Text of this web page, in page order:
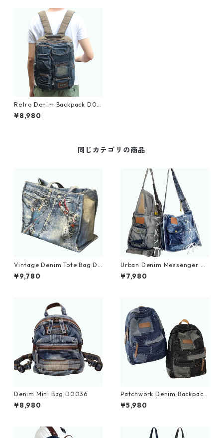
Retro Denim Backpack D00
24
¥8,980
同じカテゴリの商品
Vintage Denim Tote Bag D0
030
¥9,780
Urban Denim Messenger Ba
g D0029
¥7,980
Denim Mini Bag D0036
¥8,980
Patchwork Denim Backpack
D0035
¥5,980